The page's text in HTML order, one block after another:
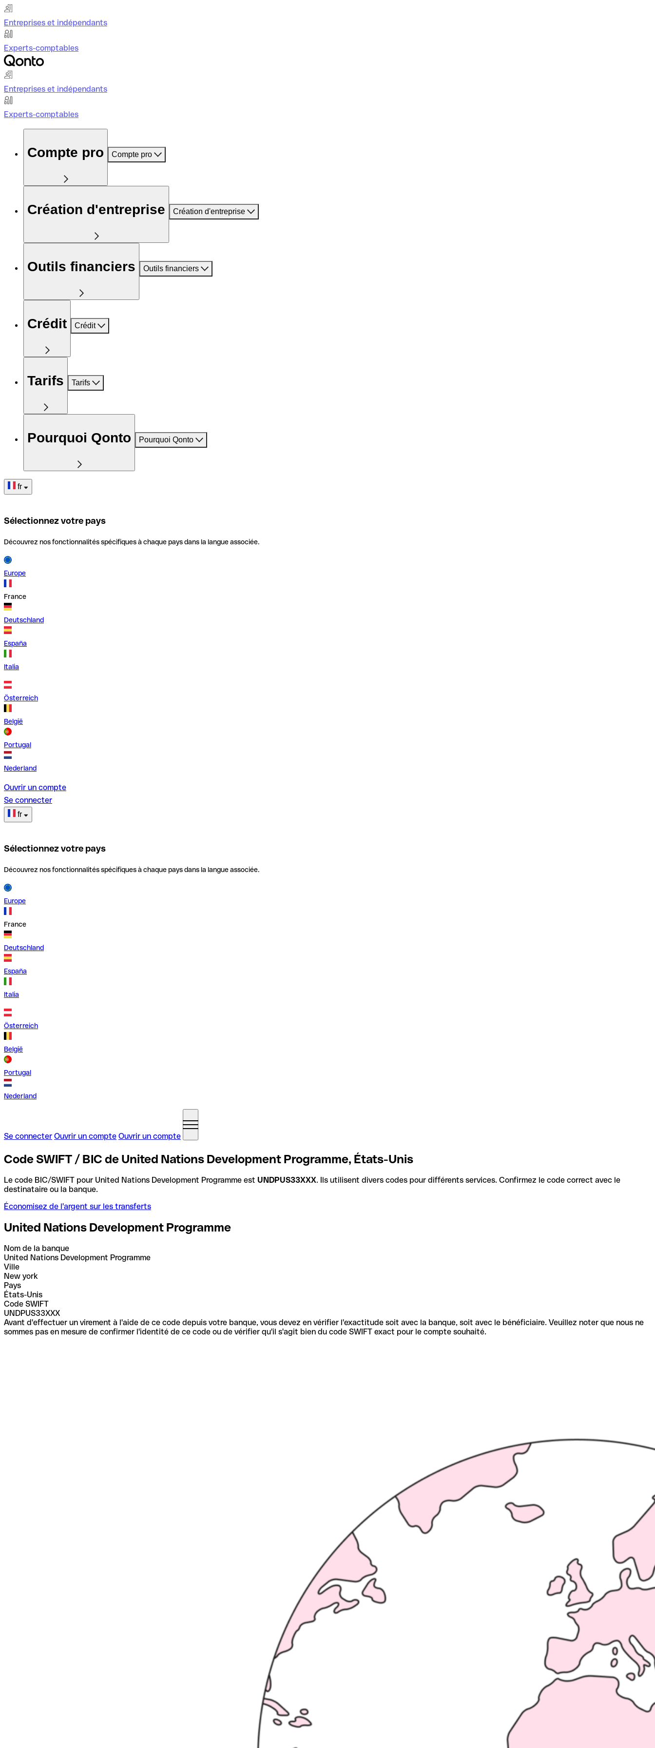
Entreprises et indépendants
Experts-comptables
Entreprises et indépendants
Experts-comptables
Compte pro Compte pro
Création d'entreprise Création d'entreprise
Outils financiers Outils financiers
Crédit Crédit
Tarifs Tarifs
Pourquoi Qonto Pourquoi Qonto
fr
Sélectionnez votre pays
Découvrez nos fonctionnalités spécifiques à chaque pays dans la langue associée.
Europe
France
Deutschland
España
Italia
Österreich
België
Portugal
Nederland
Ouvrir un compte
Se connecter
fr
Sélectionnez votre pays
Découvrez nos fonctionnalités spécifiques à chaque pays dans la langue associée.
Europe
France
Deutschland
España
Italia
Österreich
België
Portugal
Nederland
Se connecter Ouvrir un compte Ouvrir un compte
Code SWIFT / BIC de United Nations Development Programme, États-Unis
Le code BIC/SWIFT pour United Nations Development Programme est UNDPUS33XXX. Ils utilisent divers codes pour différents services. Confirmez le code correct avec le
destinataire ou la banque.
Économisez de l'argent sur les transferts
United Nations Development Programme
Nom de la banque
United Nations Development Programme
Ville
New york
Pays
États-Unis
Code SWIFT
UNDPUS33XXX
Avant d'effectuer un virement à l'aide de ce code depuis votre banque, vous devez en vérifier l'exactitude soit avec la banque, soit avec le bénéficiaire. Veuillez noter que nous ne
sommes pas en mesure de confirmer l'identité de ce code ou de vérifier qu'il s'agit bien du code SWIFT exact pour le compte souhaité.